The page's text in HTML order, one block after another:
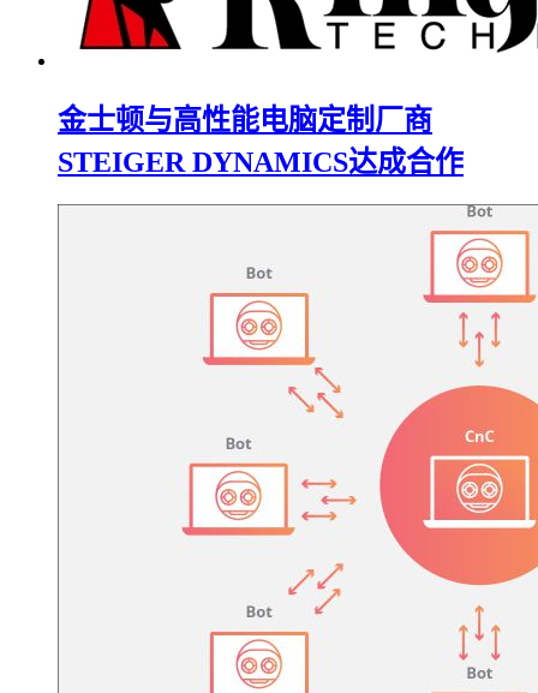
金士顿与高性能电脑定制厂商
STEIGER DYNAMICS达成合作